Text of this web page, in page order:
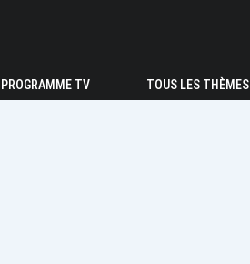
PROGRAMME TV TOUS LES THÈMES